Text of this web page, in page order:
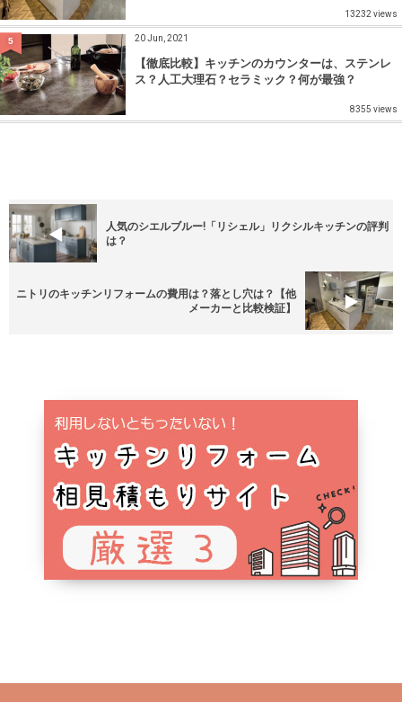
13232 views
20 Jun, 2021
【徹底比較】キッチンのカウンターは、ステンレ
ス？人工大理石？セラミック？何が最強？
8355 views
5
人気のシエルブルー!「リシェル」リクシルキッチンの評判
は？
ニトリのキッチンリフォームの費用は？落とし穴は？【他
メーカーと比較検証】